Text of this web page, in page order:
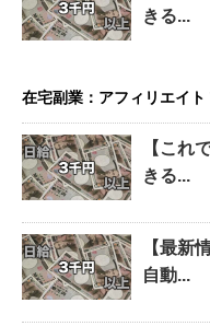
きる...
在宅副業：アフィリエイト
【これ
きる...
【最新
自動...